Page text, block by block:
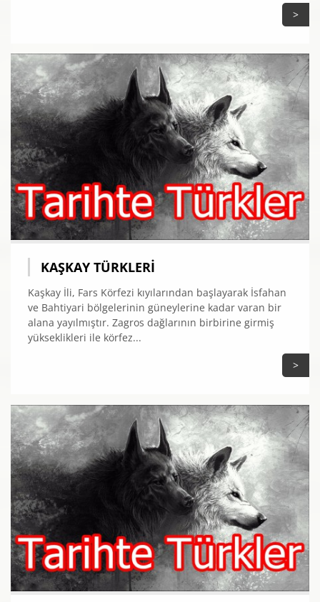
>
KAŞKAY TÜRKLERI
Kaşkay İli, Fars Körfezi kıyılarından başlayarak İsfahan
ve Bahtiyari bölgelerinin güneylerine kadar varan bir
alana yayılmıştır. Zagros dağlarının birbirine girmiş
yükseklikleri ile körfez...
>